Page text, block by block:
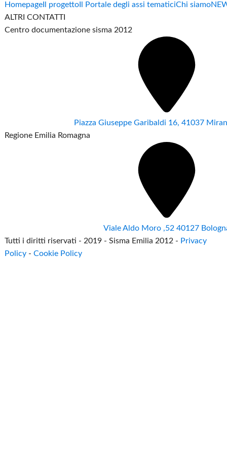
Homepage Il progetto Il Portale degli assi tematiciChi siamo
ALTRI CONTATTI
Centro documentazione sisma 2012
Piazza Giuseppe Garibaldi 16, 41037
Regione Emilia Romagna
Viale Aldo Moro ,52 40127
Tutti i diritti riservati - 2019 - Sisma Emilia 2012 - Privacy
Policy -Cookie Policy